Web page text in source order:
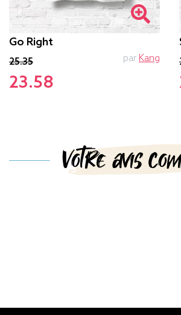
Go Right
25.35
23.58
par Kang
Votre avis